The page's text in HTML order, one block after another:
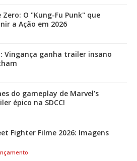
O "Kung-Fu Punk" que
a Ação em 2026
Vingança ganha trailer insano
do gameplay de Marvel’s
épico na SDCC!
Fighter Filme 2026: Imagens